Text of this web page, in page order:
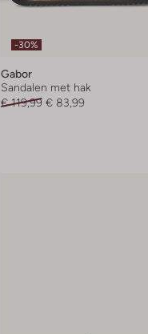
-30%
Gabor
Sandalen met hak
€ 119,99 € 83,99